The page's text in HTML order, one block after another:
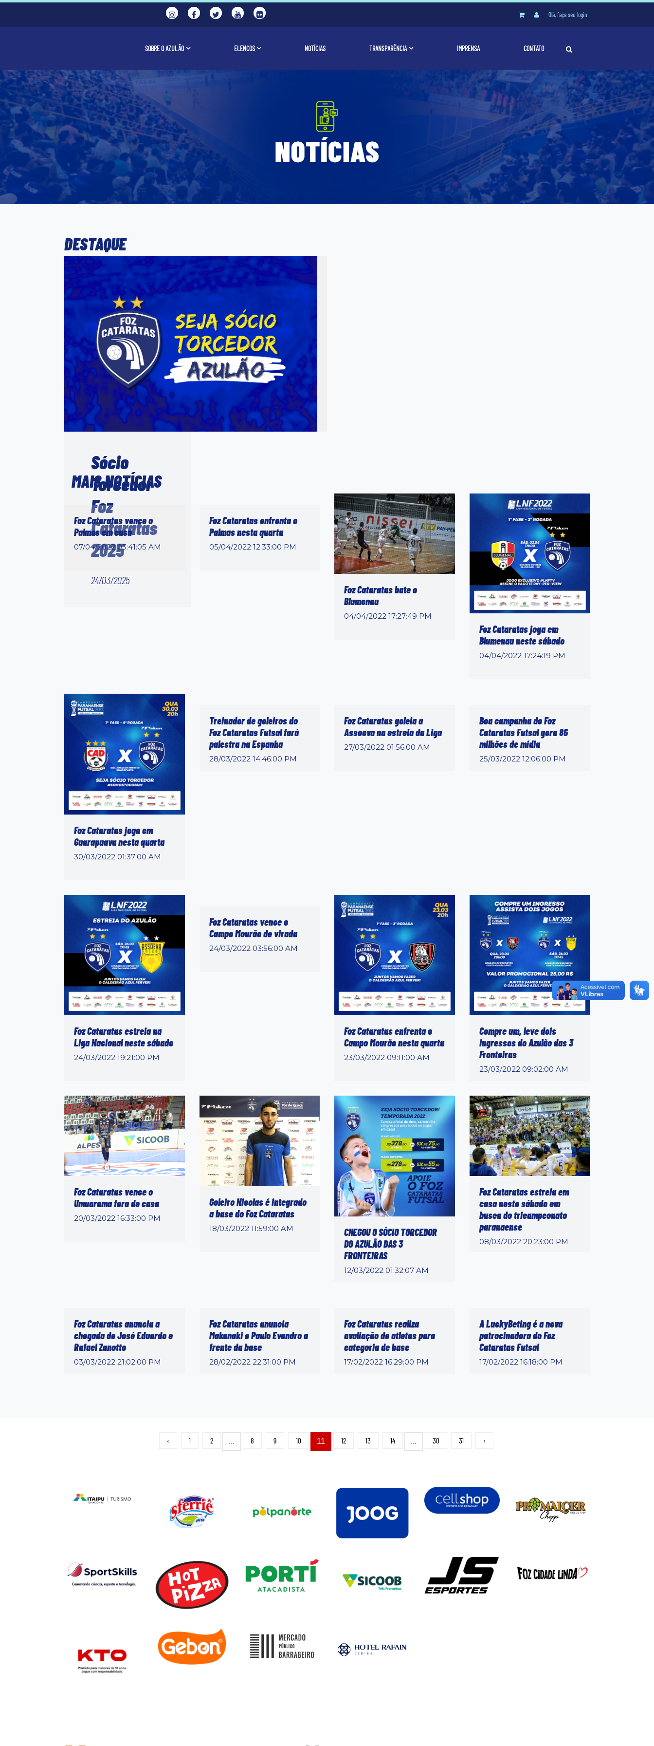
Olá, faça seu login
SOBRE O AZULÃO ELENCOS NOTÍCIAS TRANSPARÊNCIA IMPRENSA CONTATO
DESTAQUE
Sócio
Torcedor
Foz
Cataratas
2025
24/03/2025
MAIS NOTÍCIAS
Foz Cataratas vence o
Palmas em casa
07/04/2022 03:41:05 AM
Foz Cataratas enfrenta o
Palmas nesta quarta
05/04/2022 12:33:00 PM
Foz Cataratas bate o
Blumenau
04/04/2022 17:27:49 PM
Foz Cataratas joga em
Blumenau neste sábado
04/04/2022 17:24:19 PM
Foz Cataratas joga em
Guarapuava nesta quarta
30/03/2022 01:37:00 AM
Treinador de goleiros do
Foz Cataratas Futsal fará
palestra na Espanha
28/03/2022 14:46:00 PM
Foz Cataratas goleia a
Assoeva na estreia da Liga
27/03/2022 01:56:00 AM
Boa campanha do Foz
Cataratas Futsal gera 86
milhões de mídia
25/03/2022 12:06:00 PM
Foz Cataratas estreia na
Liga Nacional neste sábado
24/03/2022 19:21:00 PM
Foz Cataratas vence o
Campo Mourão de virada
24/03/2022 03:56:00 AM
Foz Cataratas enfrenta o
Campo Mourão nesta quarta
23/03/2022 09:11:00 AM
Compre um, leve dois
ingressos do Azulão das 3
Fronteiras
23/03/2022 09:02:00 AM
Foz Cataratas vence o
Umuarama fora de casa
20/03/2022 16:33:00 PM
Goleiro Nicolas é integrado
a base do Foz Cataratas
18/03/2022 11:59:00 AM
CHEGOU O SÓCIO TORCEDOR
DO AZULÃO DAS 3
FRONTEIRAS
12/03/2022 01:32:07 AM
Foz Cataratas estreia em
casa neste sábado em
busca do tricampeonato
paranaense
08/03/2022 20:23:00 PM
Foz Cataratas anuncia a
chegada de José Eduardo e
Rafael Zanotto
03/03/2022 21:02:00 PM
Foz Cataratas anuncia
Makanaki e Paulo Evandro a
frente da base
28/02/2022 22:31:00 PM
Foz Cataratas realiza
avaliação de atletas para
categoria de base
17/02/2022 16:29:00 PM
A LuckyBeting é a nova
patrocinadora do Foz
Cataratas Futsal
17/02/2022 16:18:00 PM
‹ 1 2 ... 8 9 10 11 12 13 14 ... 30 31 ›